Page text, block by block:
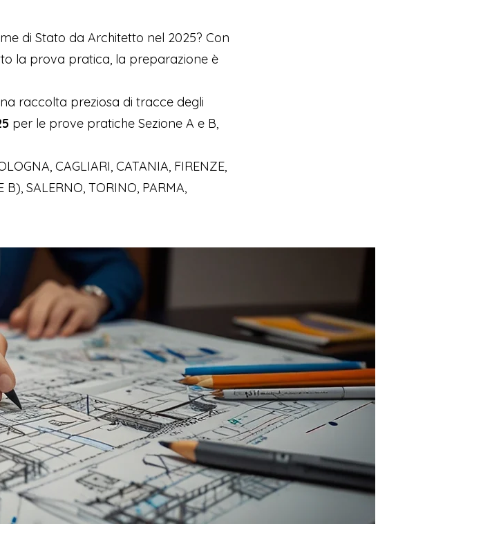
di Stato da Architetto nel 2025? Con
la prova pratica, la preparazione è
raccolta preziosa di tracce degli
per le prove pratiche Sezione A e B,
CAGLIARI, CATANIA, FIRENZE,
B), SALERNO, TORINO, PARMA,